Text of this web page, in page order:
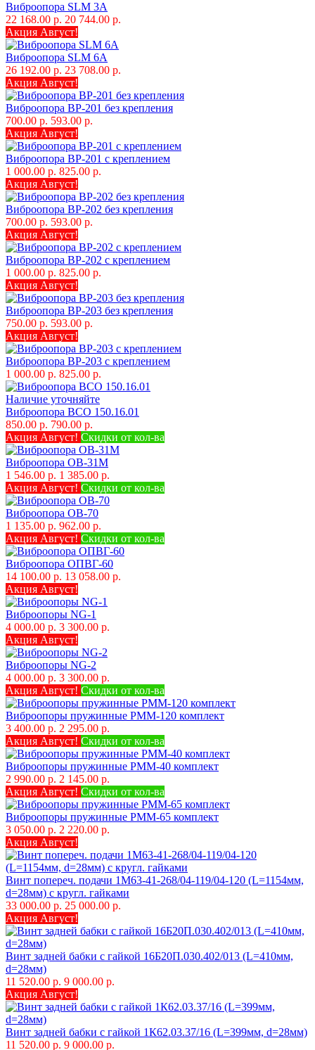
Виброопора SLM 3A
22 168.00 р. 20 744.00 р.
Акция Август!
Виброопора SLM 6A
26 192.00 р. 23 708.00 р.
Акция Август!
Виброопора ВР-201 без крепления
700.00 р. 593.00 р.
Акция Август!
Виброопора ВР-201 с креплением
1 000.00 р. 825.00 р.
Акция Август!
Виброопора ВР-202 без крепления
700.00 р. 593.00 р.
Акция Август!
Виброопора ВР-202 с креплением
1 000.00 р. 825.00 р.
Акция Август!
Виброопора ВР-203 без крепления
750.00 р. 593.00 р.
Акция Август!
Виброопора ВР-203 с креплением
1 000.00 р. 825.00 р.
Наличие уточняйте
Виброопора ВСО 150.16.01
850.00 р. 790.00 р.
Акция Август! Скидки от кол-ва
Виброопора ОВ-31М
1 546.00 р. 1 385.00 р.
Акция Август! Скидки от кол-ва
Виброопора ОВ-70
1 135.00 р. 962.00 р.
Акция Август! Скидки от кол-ва
Виброопора ОПВГ-60
14 100.00 р. 13 058.00 р.
Акция Август!
Виброопоры NG-1
4 000.00 р. 3 300.00 р.
Акция Август!
Виброопоры NG-2
4 000.00 р. 3 300.00 р.
Акция Август! Скидки от кол-ва
Виброопоры пружинные РММ-120 комплект
3 400.00 р. 2 295.00 р.
Акция Август! Скидки от кол-ва
Виброопоры пружинные РММ-40 комплект
2 990.00 р. 2 145.00 р.
Акция Август! Скидки от кол-ва
Виброопоры пружинные РММ-65 комплект
3 050.00 р. 2 220.00 р.
Акция Август!
Винт попереч. подачи 1М63-41-268/04-119/04-120 (L=1154мм,
d=28мм) с кругл. гайками
33 000.00 р. 25 000.00 р.
Акция Август!
Винт задней бабки с гайкой 16Б20П.030.402/013 (L=410мм,
d=28мм)
11 520.00 р. 9 000.00 р.
Акция Август!
Винт задней бабки с гайкой 1К62.03.37/16 (L=399мм, d=28мм)
11 520.00 р. 9 000.00 р.